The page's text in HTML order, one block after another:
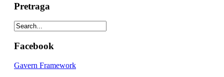
Pretraga
Facebook
Gavern Framework